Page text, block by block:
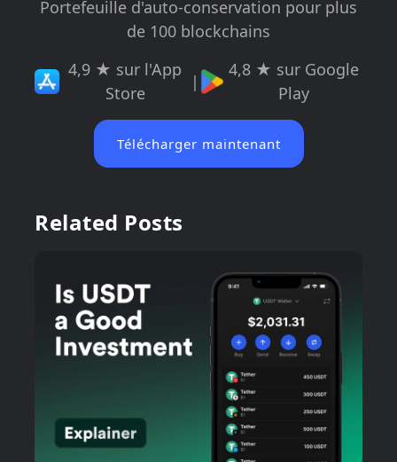
Portefeuille d'auto-conservation pour plus
de 100 blockchains
4,9 ★ sur l'App
Store
|
4,8 ★ sur Google
Play
Télécharger maintenant
Related Posts